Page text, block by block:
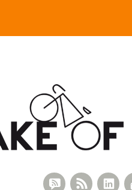
RSS
RSS